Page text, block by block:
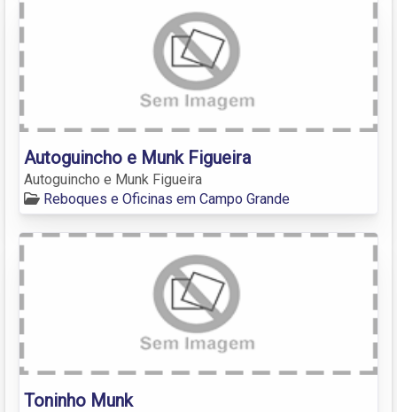
Autoguincho e Munk Figueira
Autoguincho e Munk Figueira
Reboques e Oficinas em Campo Grande
Toninho Munk